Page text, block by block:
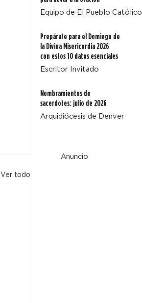
Ver todo
Equipo de El Pueblo Católico
Prepárate para el Domingo de
la Divina Misericordia 2026
con estos 10 datos esenciales
Escritor Invitado
Nombramientos de
sacerdotes: julio de 2026
Arquidiócesis de Denver
Anuncio